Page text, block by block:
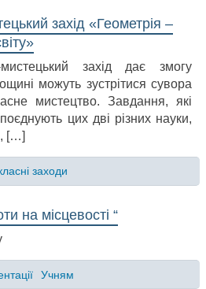
захід «Геометрія –
захід дає змогу
можуть зустрітися сувора
мистецтво. Завдання, які
цих дві різних науки,
[…]
заходи
на місцевості “
Учням